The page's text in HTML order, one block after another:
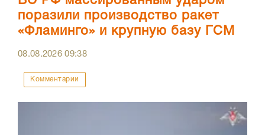
поразили производство ракет
«Фламинго» и крупную базу ГСМ
08.08.202609:38
Комментарии